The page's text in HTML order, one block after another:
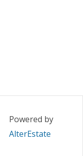
Powered by
AlterEstate